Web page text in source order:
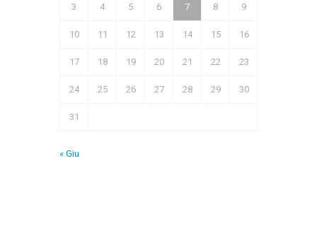
3 4 5 6 7 8 9
10 11 12 13 14 15 16
17 18 19 20 21 22 23
24 25 26 27 28 29 30
31
« Giu